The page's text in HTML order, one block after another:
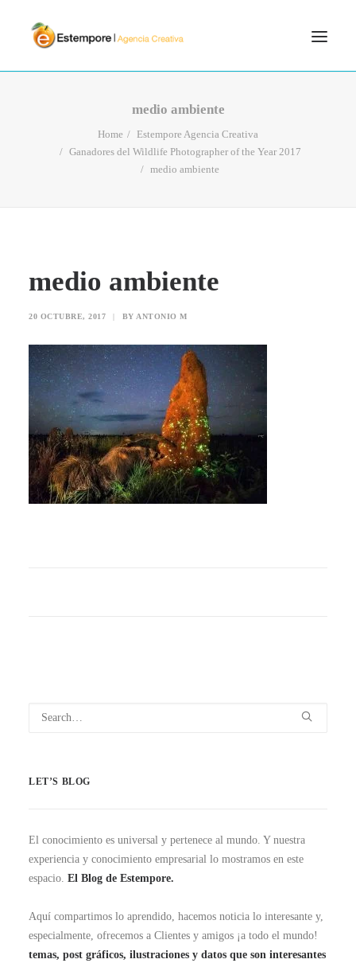
PORTFOLIO
medio ambiente
Home
Estempore Agencia Creativa
Ganadores del Wildlife Photographer of the Year 2017
medio ambiente
medio ambiente
20 OCTUBRE, 2017 | BY ANTONIO M
LET’S BLOG
El conocimiento es universal y pertenece al mundo. Y nuestra
experiencia y conocimiento empresarial lo mostramos en este
espacio. El Blog de Estempore.
Aquí compartimos lo aprendido, hacemos noticia lo interesante y,
especialmente, ofrecemos a Clientes y amigos ¡a todo el mundo!
temas, post gráficos, ilustraciones y datos que son interesantes